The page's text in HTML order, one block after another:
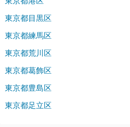
東京都目黒区
東京都練馬区
東京都荒川区
東京都葛飾区
東京都豊島区
東京都足立区